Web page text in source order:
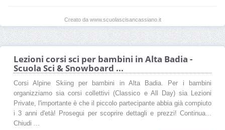
Creato da www.scuolascisancassiano.it
Lezioni corsi sci per bambini in Alta Badia -
Scuola Sci & Snowboard ...
Corsi Alpine Skiing per bambini in Alta Badia. Per i bambini
organizziamo sia corsi collettivi (Classico e All Day) sia Lezioni
Private, l'importante è che il piccolo partecipante abbia già compiuto
i 3 anni d'età! Prosegui per scoprire dettagli e prezzi! Continua...
Chiudi ...